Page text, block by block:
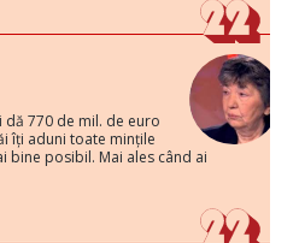
dă 770 de mil. de euro
îți aduni toate mințile
bine posibil. Mai ales când ai